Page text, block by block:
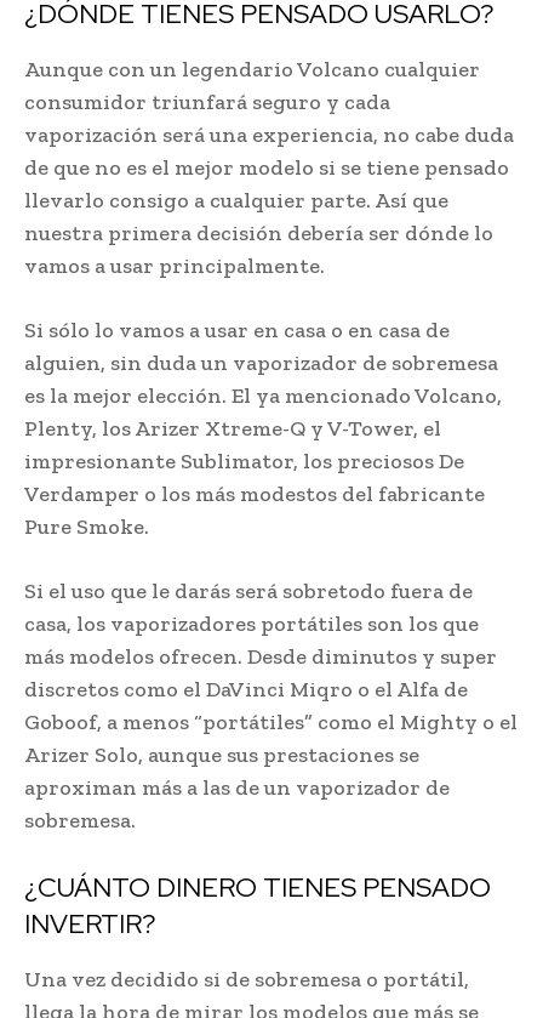
¿DÓNDE TIENES PENSADO USARLO?
Aunque con un legendario Volcano cualquier
consumidor triunfará seguro y cada
vaporización será una experiencia, no cabe duda
de que no es el mejor modelo si se tiene pensado
llevarlo consigo a cualquier parte. Así que
nuestra primera decisión debería ser dónde lo
vamos a usar principalmente.
Si sólo lo vamos a usar en casa o en casa de
alguien, sin duda un vaporizador de sobremesa
es la mejor elección. El ya mencionado Volcano,
Plenty, los Arizer Xtreme-Q y V-Tower, el
impresionante Sublimator, los preciosos De
Verdamper o los más modestos del fabricante
Pure Smoke.
Si el uso que le darás será sobretodo fuera de
casa, los vaporizadores portátiles son los que
más modelos ofrecen. Desde diminutos y super
discretos como el DaVinci Miqro o el Alfa de
Goboof, a menos “portátiles” como el Mighty o el
Arizer Solo, aunque sus prestaciones se
aproximan más a las de un vaporizador de
sobremesa.
¿CUÁNTO DINERO TIENES PENSADO
INVERTIR?
Una vez decidido si de sobremesa o portátil,
llega la hora de mirar los modelos que más se